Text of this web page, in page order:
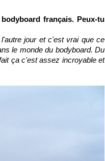
français. Peux-tu
jour et c'est vrai que ce
le monde du bodyboard. Du
ça c'est assez incroyable et